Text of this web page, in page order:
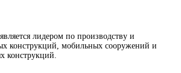
лидером по производству и
конструкций, мобильных сооружений и
конструкций.